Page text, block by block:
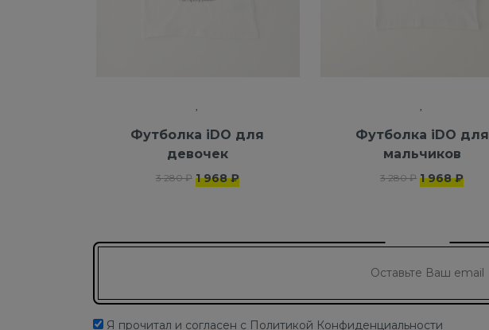
Футболка iDO для
девочек
3 280 ₽ 1 968 ₽
Футболка iDO для
мальчиков
3 280 ₽ 1 968 ₽
Я прочитал и согласен с Политикой Конфиденциальности